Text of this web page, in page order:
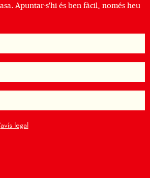
Apuntar-s'hi és ben fàcil, només heu
avís legal